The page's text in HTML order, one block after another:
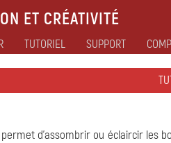
ET CRÉATIVITÉ
TUTORIEL SUPPORT
permet d'assombrir ou éclaircir les